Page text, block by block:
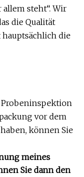
allem steht“. Wir
die Qualität
die
vor dem
können Sie
meines
Sie dann den